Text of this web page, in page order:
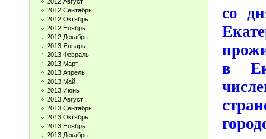
2012 Сентябрь
2012 Октябрь
2012 Ноябрь
2012 Декабрь
2013 Январь
2013 Февраль
2013 Март
2013 Апрель
2013 Май
2013 Июнь
2013 Август
2013 Сентябрь
2013 Октябрь
2013 Ноябрь
2013 Декабрь
со
в